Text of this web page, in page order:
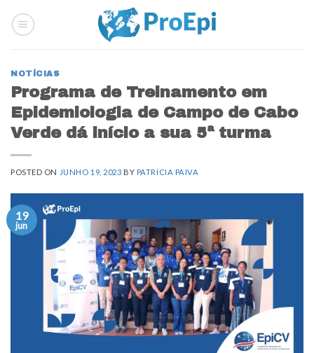
NOTÍCIAS
Programa de Treinamento em
Epidemiologia de Campo de Cabo
Verde dá início a sua 5ª turma
POSTED ON JUNHO 19, 2023 BY PATRICIA PAIVA
19
jun